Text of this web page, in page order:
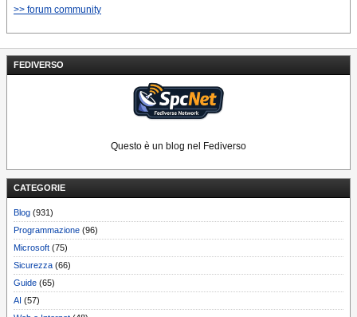
FEDIVERSO
Questo è un blog nel Fediverso
CATEGORIE
Blog (931)
Programmazione (96)
Microsoft (75)
Sicurezza (66)
Guide (65)
AI (57)
>> forum community